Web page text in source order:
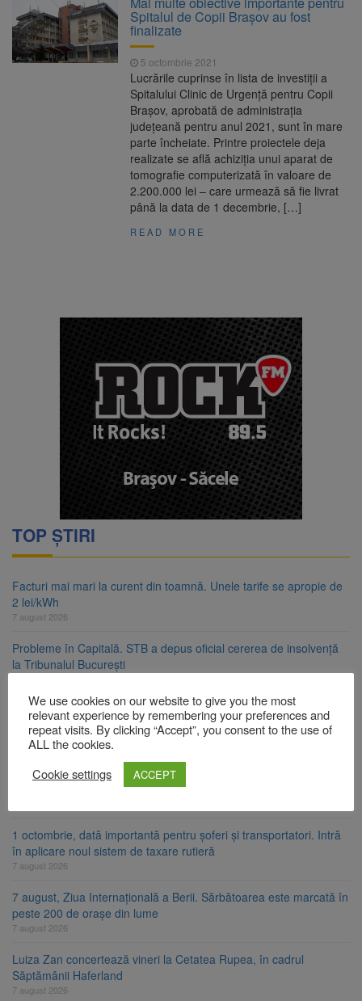
7,50%
7 august 2026
1 octombrie, dată importantă
pentru șoferi și transportatori. Intră în aplicare
noul sistem de taxare rutieră
7 august, Ziua Internațională
a Berii. Sărbătoarea este marcată în peste
200 de orașe din lume
Facturi mai mari la curent din
toamnă. Unele tarife se apropie de 2 lei/kWh
Spitalul de Copii Brașov au fost
finalizate
5 octombrie 2021
Lucrările cuprinse în lista de investiții a
Spitalului Clinic de Urgență pentru Copii
Brașov, aprobată de administraţia
judeţeană pentru anul 2021, sunt în mare
parte încheiate. Printre proiectele deja
realizate se află achiziția unui aparat de
tomografie computerizată în valoare de
2.200.000 lei – care urmează să fie livrat
până la data de 1 decembrie, […]
READ MORE
TOP ȘTIRI
Facturi mai mari la curent din toamnă. Unele tarife se apropie de
2 lei/kWh
7 august 2026
Probleme în Capitală. STB a depus oficial cererea de insolvență
la Tribunalul București
Guvernul pregătește posibile limitări de consum pentru marii
consumatori de energie
7 august 2026
FIDELIS VIII: Investiții în lei și euro, cu dobânzi neimpozabile de
1 octombrie, dată importantă pentru șoferi și transportatori. Intră
în aplicare noul sistem de taxare rutieră
7 august 2026
7 august, Ziua Internațională a Berii. Sărbătoarea este marcată în
peste 200 de orașe din lume
7 august 2026
Luiza Zan concertează vineri la Cetatea Rupea, în cadrul
Săptămânii Haferland
7 august 2026
We use cookies on our website to give you the most
relevant experience by remembering your preferences and
repeat visits. By clicking “Accept”, you consent to the use of
ALL the cookies.
Cookie settings
ACCEPT